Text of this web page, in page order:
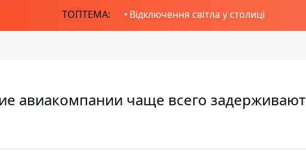
ТОПТЕМА: Відключення світла у столиці
авиакомпании чаще всего задерживают